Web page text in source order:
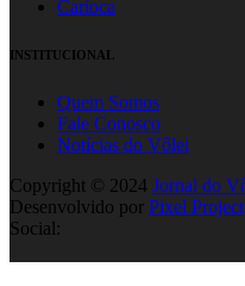
Carioca
INSTITUCIONAL
Quem Somos
Fale Conosco
Notícias do Vôlei
Copyright © 2024 Jornal do
Desenvolvido por Pixel Project
Social: